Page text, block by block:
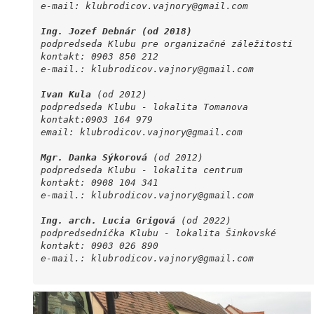
e-mail: klubrodicov.vajnory@gmail.com
Ing. Jozef Debnár (od 2018)
podpredseda Klubu pre organizačné záležitosti
kontakt: 0903 850 212
e-mail.: klubrodicov.vajnory@gmail.com
Ivan Kula(od
podpredseda Klubu -
kontakt:0903
email:
Mgr. Danka Sýkorová(od 2012)
podpredseda Klubu - lokalita centrum
kontakt: 0908 104 341
e-mail.: klubrodicov.vajnory@gmail.com
Ing. arch. Lucia Grigová
(od
podpredsedníčka Klubu -
kontakt: 0903
e-mail.: